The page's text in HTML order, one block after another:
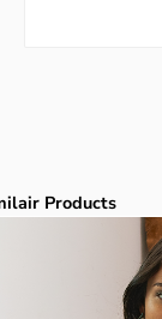
überspringen
Products